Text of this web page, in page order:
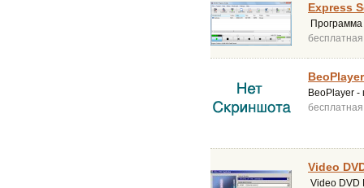
Express
бесплатная
BeoPlayer
бесплатная
Video
Video DVD